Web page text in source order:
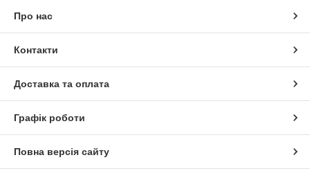
Про нас
Контакти
Доставка та оплата
Графік роботи
Повна версія сайту